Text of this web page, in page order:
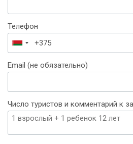
Телефон
Беларусь
+375
Email (не обязательно)
Число туристов и комментарий к